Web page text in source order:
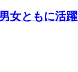
女ともに活